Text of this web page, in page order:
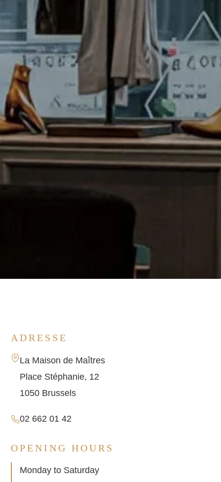
ADRESSE
La Maison de Maîtres
Place Stéphanie, 12
1050 Brussels
02 662 01 42
OPENING HOURS
Monday to Saturday